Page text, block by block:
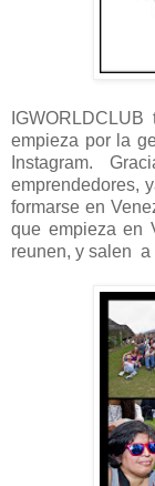
empieza por la
Instagram.
emprendedores,
formarse en
que empieza en
reunen, y salen a